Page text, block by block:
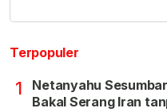
Terpopuler
1
Netanyahu
Bakal Serang Iran